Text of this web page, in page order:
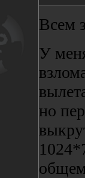
Всем
У
но